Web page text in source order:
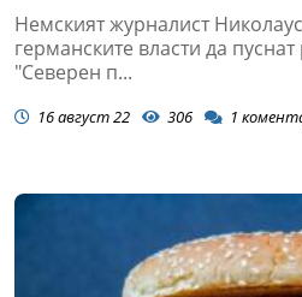
Немският журналист
германските власти да
"Северен п...
16 август 22 306 1